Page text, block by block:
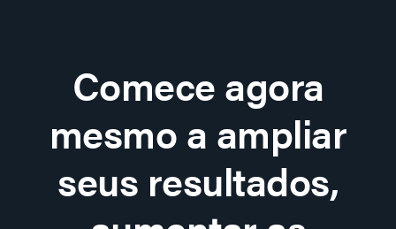
Comece agora
mesmo a ampliar
seus resultados,